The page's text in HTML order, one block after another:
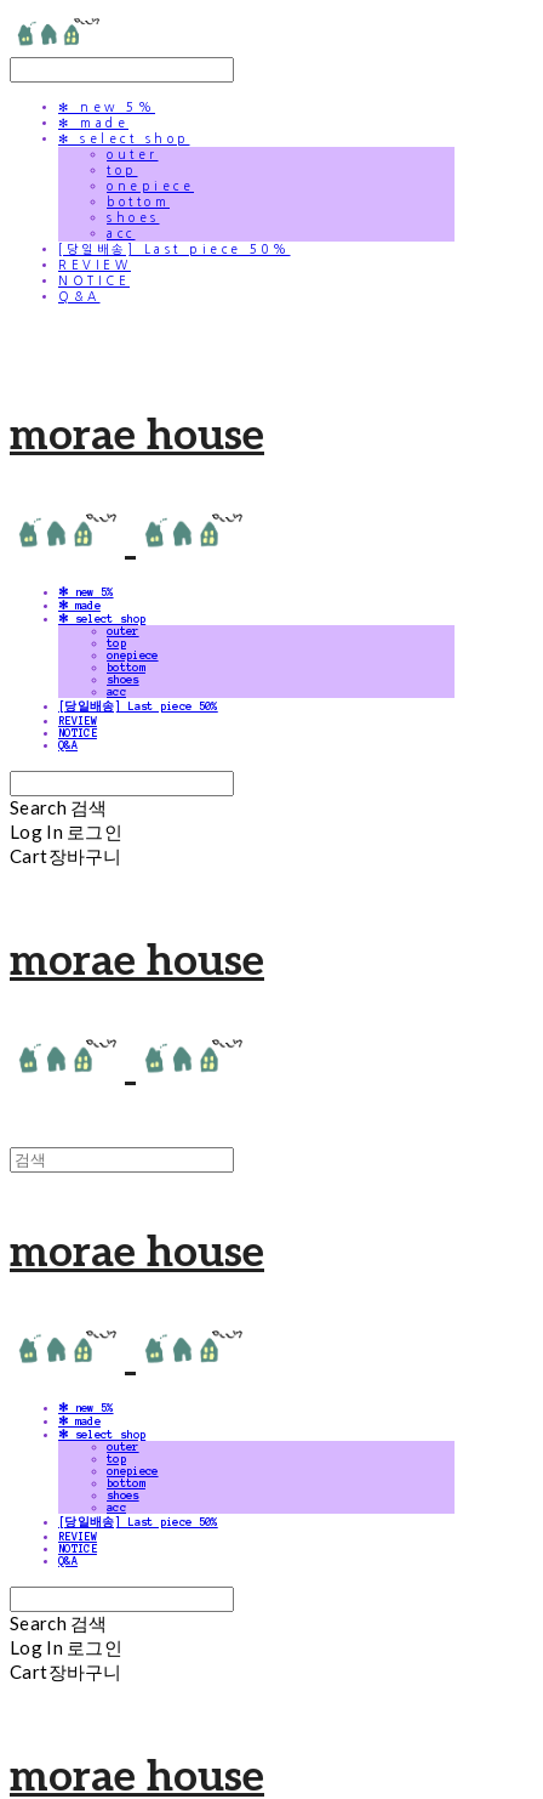
✻ new 5%
✻ made
✻ select shop
outer
top
onepiece
bottom
shoes
acc
[당일배송] Last piece 50%
REVIEW
NOTICE
Q&A
morae house
✻ new 5%
✻ made
✻ select shop
outer
top
onepiece
bottom
shoes
acc
[당일배송] Last piece 50%
REVIEW
NOTICE
Q&A
Search 검색
Log In 로그인
Cart장바구니
morae house
morae house
✻ new 5%
✻ made
✻ select shop
outer
top
onepiece
bottom
shoes
acc
[당일배송] Last piece 50%
REVIEW
NOTICE
Q&A
Search 검색
Log In 로그인
Cart장바구니
morae house